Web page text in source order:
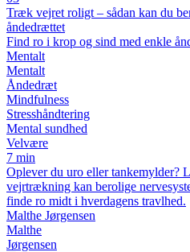
Træk vejret roligt – sådan kan du
åndedrættet
Find ro i krop og sind med enkle
Mentalt
Mentalt
Åndedræt
Mindfulness
Stresshåndtering
Mental sundhed
Velvære
7 min
Oplever du uro eller tankemylder?
vejrtrækning kan berolige
finde ro midt i hverdagens travlhed.
Malthe Jørgensen
Malthe
Jørgensen